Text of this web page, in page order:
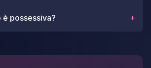
è possessiva? +